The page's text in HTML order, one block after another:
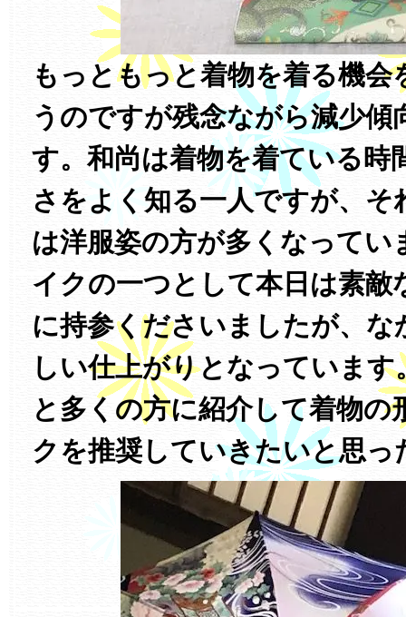
もっともっと着物を着る機
うのですが残念ながら減少傾
す。和尚は着物を着ている時
さをよく知る一人ですが、そ
は洋服姿の方が多くなってい
イクの一つとして本日は素敵
に持参くださいましたが、な
しい仕上がりとなっていま
と多くの方に紹介して着物の
クを推奨していきたいと思っ